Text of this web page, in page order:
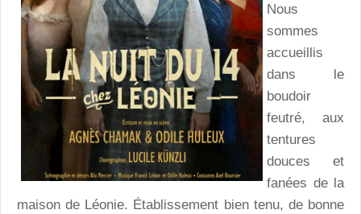
Nous
sommes
accueillis
dans le
boudoir
feutré, aux
tentures
douces et
fanées de la
maison de Léonie. Établissement bien tenu, de bonne